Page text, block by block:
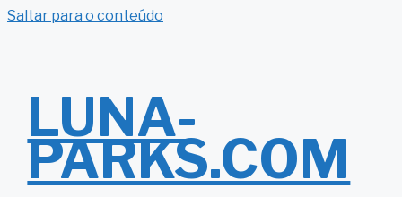
Saltar para o conteúdo
LUNA-
PARKS.COM